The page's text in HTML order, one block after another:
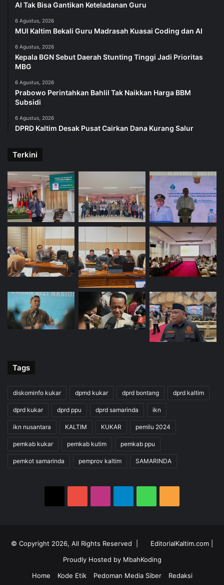
AI Tak Bisa Gantikan Keteladanan Guru
6 Agustus, 2026
MUI Kaltim Bekali Guru Madrasah Kuasai Coding dan AI
6 Agustus, 2026
Kepala BGN Sebut Daerah Stunting Tinggi Jadi Prioritas
MBG
6 Agustus, 2026
Prabowo Perintahkan Bahlil Tak Naikkan Harga BBM
Subsidi
6 Agustus, 2026
DPRD Kaltim Desak Pusat Cairkan Dana Kurang Salur
Terkini
Tags
diskominfo kukar dpmd kukar dprd bontang dprd kaltim
dprd kukar dprd ppu dprd samarinda ikn
ikn nusantara KALTIM KUKAR pemilu 2024
pemkab kukar pemkab kutim pemkab ppu
pemkot samarinda pemprov kaltim SAMARINDA
© Copyright 2026, All Rights Reserved | EditorialKaltim.com
Proudly Hosted by MbahKoding
Home
Kode Etik Pedoman Media Siber Redaksi